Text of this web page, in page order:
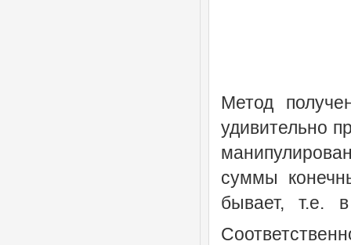
Метод
удивительно
суммы
бывает,